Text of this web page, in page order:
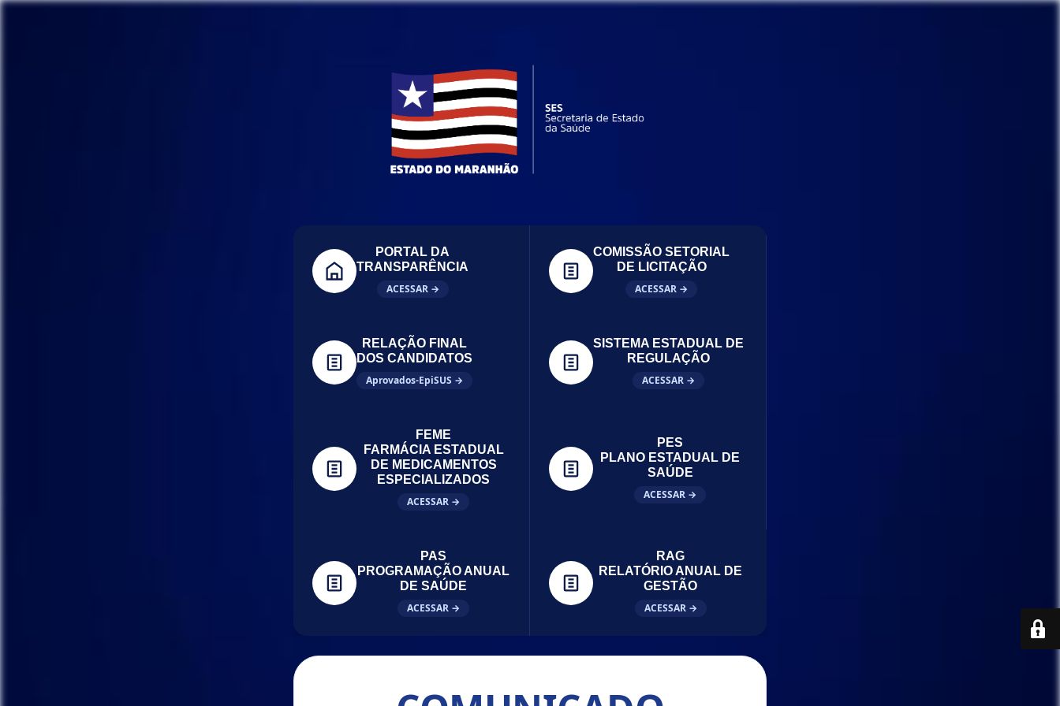
PORTAL DA
TRANSPARÊNCIA
ACESSAR →
COMISSÃO SETORIAL
DE LICITAÇÃO
ACESSAR →
RELAÇÃO FINAL
DOS CANDIDATOS
Aprovados-EpiSUS →
SISTEMA ESTADUAL DE
REGULAÇÃO
ACESSAR →
FEME
FARMÁCIA ESTADUAL
DE MEDICAMENTOS
ESPECIALIZADOS
ACESSAR →
PES
PLANO ESTADUAL DE
SAÚDE
ACESSAR →
PAS
PROGRAMAÇÃO ANUAL
DE SAÚDE
ACESSAR →
RAG
RELATÓRIO ANUAL DE
GESTÃO
ACESSAR →